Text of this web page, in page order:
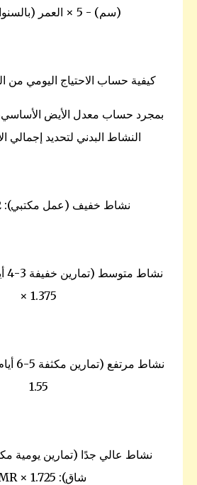
(سم) - 5 × العمر (بالسنوات) - 161
كيفية حساب الاحتياج اليومي من
بمجرد حساب معدل الأيض
النشاط البدني لتحديد إجمالي
نشاط خفيف (عمل مكتبي): BMR × 1.2
× 1.375
1.55
نشاط عالي جدًا (تمارين يومية
شاق): BMR × 1.725